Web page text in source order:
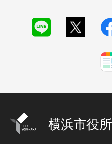
横浜市役所